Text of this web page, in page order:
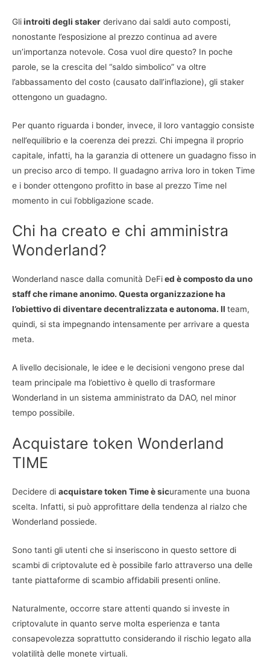
Gliintroiti degli staker derivano dai saldi auto composti,
nonostante l’esposizione al prezzo continua ad avere
un’importanza notevole. Cosa vuol dire questo? In poche
parole, se la crescita del “saldo simbolico” va oltre
l’abbassamento del costo (causato dall’inflazione), gli staker
ottengono un guadagno.
Per quanto riguarda i bonder, invece, il loro vantaggio consiste
nell’equilibrio e la coerenza dei prezzi. Chi impegna il proprio
capitale, infatti, ha la garanzia di ottenere un guadagno fisso in
un preciso arco di tempo. Il guadagno arriva loro in token Time
e i bonder ottengono profitto in base al prezzo Time nel
momento in cui l’obbligazione scade.
Chi ha creato e chi amministra
Wonderland?
Wonderland nasce dalla comunità DeFied è composto da uno
staff che rimane anonimo. Questa organizzazione ha
l’obiettivo di diventare decentralizzata e autonoma. Il team,
quindi, si sta impegnando intensamente per arrivare a questa
meta.
A livello decisionale, le idee e le decisioni vengono prese dal
team principale ma l’obiettivo è quello di trasformare
Wonderland in un sistema amministrato da DAO, nel minor
tempo possibile.
Acquistare token Wonderland
TIME
Decidere di acquistare token Time è sicuramente una buona
scelta. Infatti, si può approfittare della tendenza al rialzo che
Wonderland possiede.
Sono tanti gli utenti che si inseriscono in questo settore di
scambi di criptovalute ed è possibile farlo attraverso una delle
tante piattaforme di scambio affidabili presenti online.
Naturalmente, occorre stare attenti quando si investe in
criptovalute in quanto serve molta esperienza e tanta
consapevolezza soprattutto considerando il rischio legato alla
volatilità delle monete virtuali.